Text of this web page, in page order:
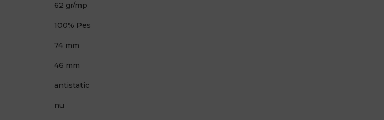
62 gr/mp
100% Pes
74 mm
46 mm
antistatic
nu